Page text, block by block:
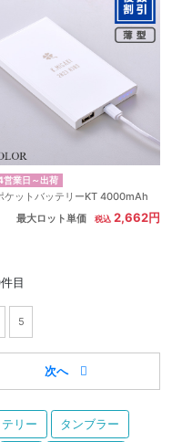
営業日～出荷
ケットバッテリーKT 4000mAh
最大ロット単価
2,662円
目
5
リー タンブラー